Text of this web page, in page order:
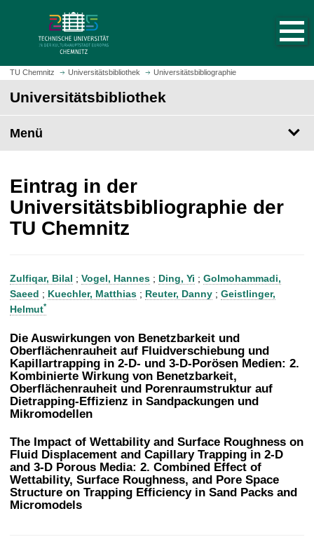
z
m
t
e
i
t
u
f
r
u
TU Chemnitz Universitätsbibliothek Universitätsbibliographie
Universitätsbibliothek
Menü
Eintrag in der
Universitätsbibliographie der
TU Chemnitz
Zulfiqar, Bilal ; Vogel, Hannes ; Ding, Yi ; Golmohammadi,
Saeed ; Kuechler, Matthias ; Reuter, Danny ; Geistlinger,
Helmut*
Die Auswirkungen von Benetzbarkeit und
Oberflächenrauheit auf Fluidverschiebung und
Kapillartrapping in 2-D- und 3-D-Porösen Medien: 2.
Kombinierte Wirkung von Benetzbarkeit,
Oberflächenrauheit und Porenraumstruktur auf
Dietrapping-Effizienz in Sandpackungen und
Mikromodellen
The Impact of Wettability and Surface Roughness on
Fluid Displacement and Capillary Trapping in 2-D
and 3-D Porous Media: 2. Combined Effect of
Wettability, Surface Roughness, and Pore Space
Structure on Trapping Efficiency in Sand Packs and
Micromodels